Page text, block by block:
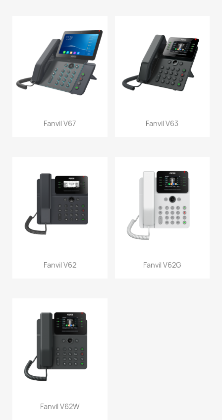
Fanvil V67 Fanvil V63
Fanvil V62 Fanvil V62G
Fanvil V62W